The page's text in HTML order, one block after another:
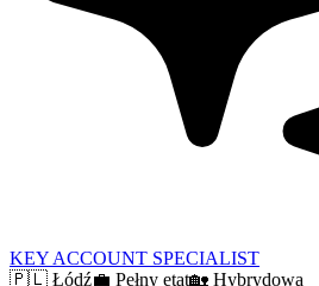
KEY ACCOUNT SPECIALIST
🇵🇱 Łódź💼 Pełny etat🏡 Hybrydowa